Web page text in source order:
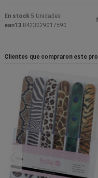
En stock 5 Unidades
ean13 8423029017590
Clientes que compraron este